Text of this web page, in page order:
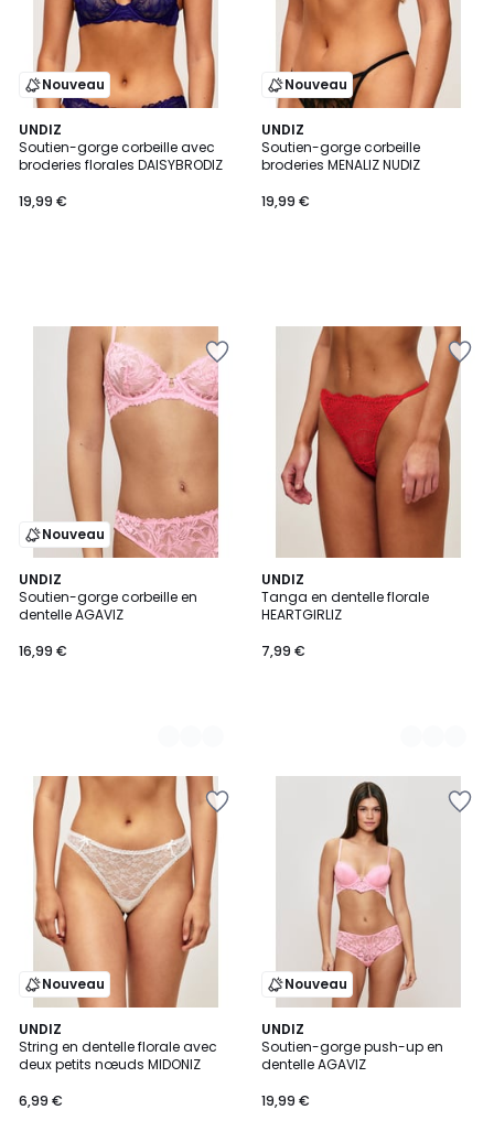
Nouveau
UNDIZ
Soutien-gorge corbeille avec
broderies florales DAISYBRODIZ
19,99 €
Nouveau
UNDIZ
Soutien-gorge corbeille
broderies MENALIZ NUDIZ
19,99 €
Nouveau
UNDIZ
Soutien-gorge corbeille en
dentelle AGAVIZ
16,99 €
2
Couleurs
UNDIZ
Tanga en dentelle florale
HEARTGIRLIZ
7,99 €
2
Couleurs
Nouveau
UNDIZ
String en dentelle florale avec
deux petits nœuds MIDONIZ
6,99 €
2
Couleurs
Nouveau
UNDIZ
Soutien-gorge push-up en
dentelle AGAVIZ
19,99 €
2
Couleurs